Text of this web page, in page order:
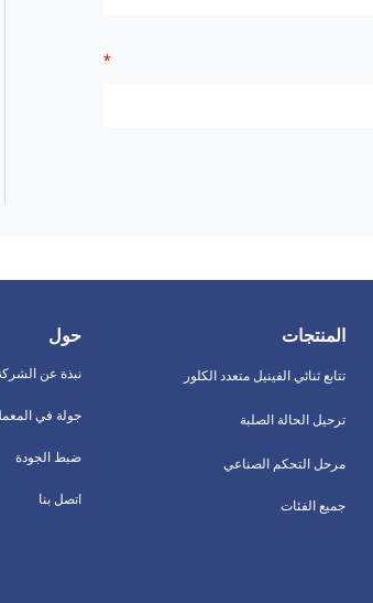
حول
نبذة عن
جولة في
ضبط الجودة
اتصل بنا
المنتجات
تتابع ثنائي الفينيل متعدد الكلور
ترحيل الحالة الصلبة
مرحل التحكم الصناعي
جميع الفئات